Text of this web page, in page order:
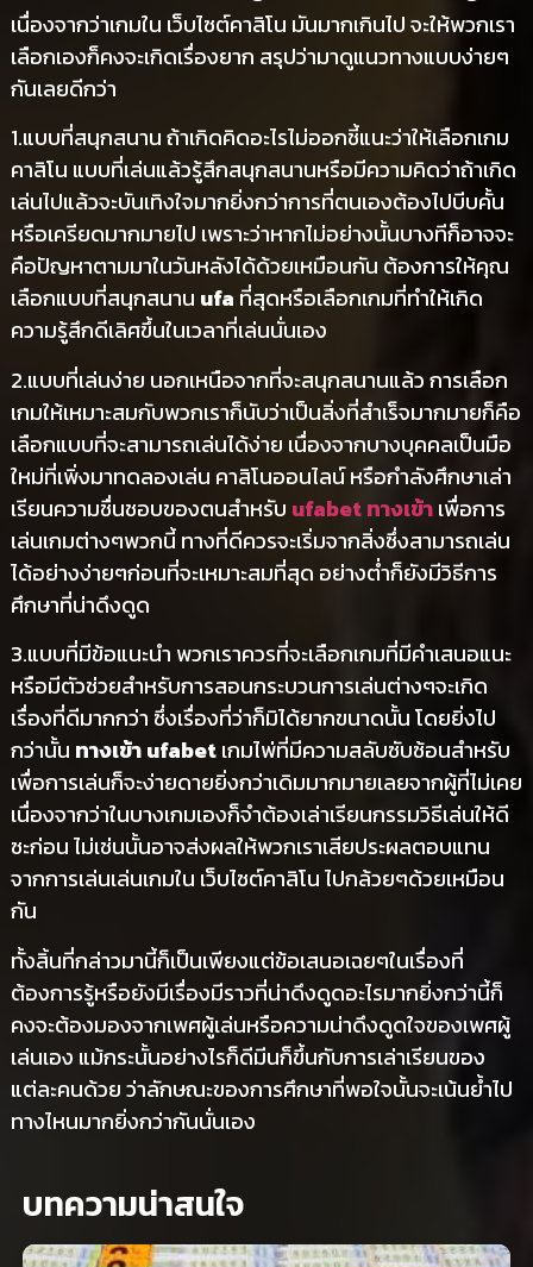
เนื่องจากว่าเกมใน เว็บไซต์คาสิโน มันมากเกินไป จะให้พวกเรา
เลือกเองก็คงจะเกิดเรื่องยาก สรุปว่ามาดูแนวทางแบบง่ายๆ
กันเลยดีกว่า
1.แบบที่สนุกสนาน ถ้าเกิดคิดอะไรไม่ออกชี้แนะว่าให้เลือกเกม
คาสิโน แบบที่เล่นแล้วรู้สึกสนุกสนานหรือมีความคิดว่าถ้าเกิด
เล่นไปแล้วจะบันเทิงใจมากยิ่งกว่าการที่ตนเองต้องไปบีบคั้น
หรือเครียดมากมายไป เพราะว่าหากไม่อย่างนั้นบางทีก็อาจจะ
คือปัญหาตามมาในวันหลังได้ด้วยเหมือนกัน ต้องการให้คุณ
เลือกแบบที่สนุกสนาน ufa ที่สุดหรือเลือกเกมที่ทำให้เกิด
ความรู้สึกดีเลิศขึ้นในเวลาที่เล่นนั่นเอง
2.แบบที่เล่นง่าย นอกเหนือจากที่จะสนุกสนานแล้ว การเลือก
เกมให้เหมาะสมกับพวกเราก็นับว่าเป็นสิ่งที่สำเร็จมากมายก็คือ
เลือกแบบที่จะสามารถเล่นได้ง่าย เนื่องจากบางบุคคลเป็นมือ
ใหม่ที่เพิ่งมาทดลองเล่น คาสิโนออนไลน์ หรือกำลังศึกษาเล่า
เรียนความชื่นชอบของตนสำหรับ ufabet ทางเข้าเพื่อการ
เล่นเกมต่างๆพวกนี้ ทางที่ดีควรจะเริ่มจากสิ่งซึ่งสามารถเล่น
ได้อย่างง่ายๆก่อนที่จะเหมาะสมที่สุด อย่างต่ำก็ยังมีวิธีการ
ศึกษาที่น่าดึงดูด
3.แบบที่มีข้อแนะนำ พวกเราควรที่จะเลือกเกมที่มีคำเสนอแนะ
หรือมีตัวช่วยสำหรับการสอนกระบวนการเล่นต่างๆจะเกิด
เรื่องที่ดีมากกว่า ซึ่งเรื่องที่ว่าก็มิได้ยากขนาดนั้น โดยยิ่งไป
กว่านั้น ทางเข้า ufabetเกมไพ่ที่มีความสลับซับซ้อนสำหรับ
เพื่อการเล่นก็จะง่ายดายยิ่งกว่าเดิมมากมายเลยจากผู้ที่ไม่เคย
เนื่องจากว่าในบางเกมเองก็จำต้องเล่าเรียนกรรมวิธีเล่นให้ดี
ซะก่อน ไม่เช่นนั้นอาจส่งผลให้พวกเราเสียประผลตอบแทน
จากการเล่นเล่นเกมใน เว็บไซต์คาสิโน ไปกล้วยๆด้วยเหมือน
กัน
ทั้งสิ้นที่กล่าวมานี้ก็เป็นเพียงแต่ข้อเสนอเฉยๆในเรื่องที่
ต้องการรู้หรือยังมีเรื่องมีราวที่น่าดึงดูดอะไรมากยิ่งกว่านี้ก็
คงจะต้องมองจากเพศผู้เล่นหรือความน่าดึงดูดใจของเพศผู้
เล่นเอง แม้กระนั้นอย่างไรก็ดีมีนก็ขึ้นกับการเล่าเรียนของ
แต่ละคนด้วย ว่าลักษณะของการศึกษาที่พอใจนั้นจะเน้นย้ำไป
ทางไหนมากยิ่งกว่ากันนั่นเอง
บทความน่าสนใจ